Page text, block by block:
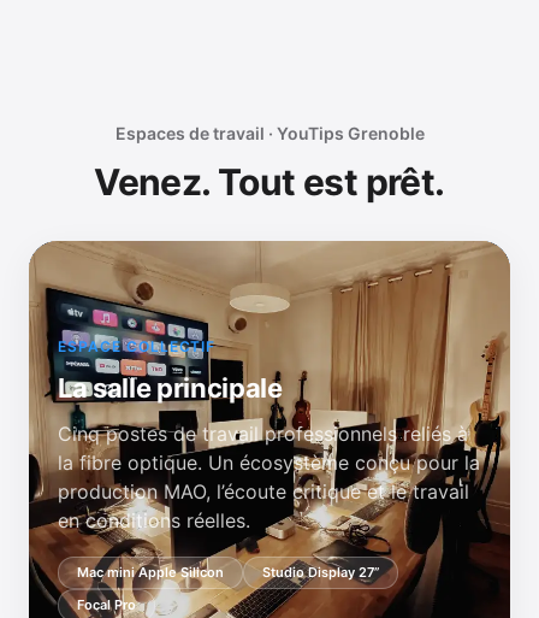
Espaces de travail · YouTips Grenoble
Venez. Tout est prêt.
ESPACE COLLECTIF
La salle principale
Cinq postes de travail professionnels reliés à
la fibre optique. Un écosystème conçu pour la
production MAO, l’écoute critique et le travail
en conditions réelles.
Mac mini Apple Silicon
Studio Display 27”
Focal Pro